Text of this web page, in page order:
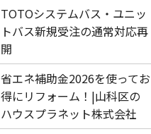
TOTOシステムバス・ユニッ
トバス新規受注の通常対応再
開
省エネ補助金2026を使ってお
得にリフォーム！|山科区の
ハウスプラネット株式会社